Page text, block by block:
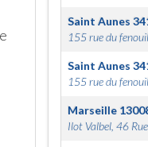
Saint Aunes
155 rue du
Saint Aunes
155 rue du
Marseille
Ilot Valbel, 46